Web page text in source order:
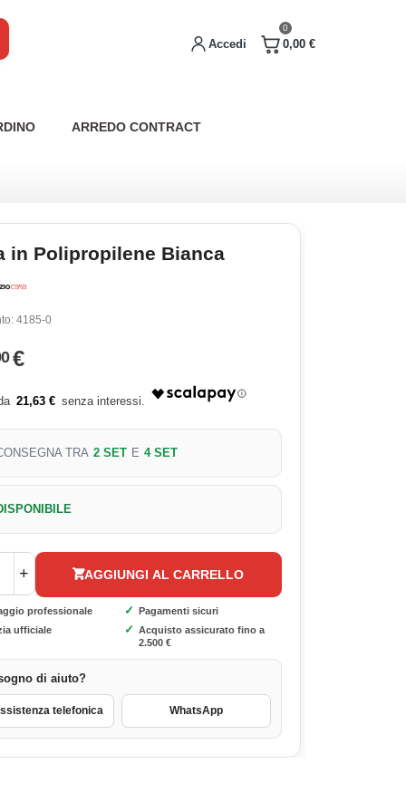
0
0,00 €
Accedi
ARREDO CONTRACT
in Polipropilene Bianca
4185-0
€
21,63 €
TRA 2 SET E 4 SET
+ AGGIUNGI AL CARRELLO
professionale ✓ Pagamenti sicuri
ufficiale ✓ Acquisto assicurato fino a
2.500 €
di aiuto?
telefonica WhatsApp